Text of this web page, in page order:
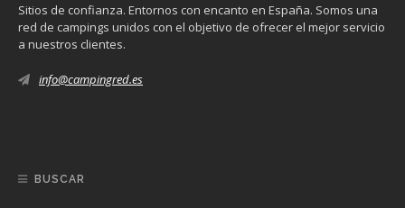
Sitios de confianza. Entornos con encanto en España. Somos una
red de campings unidos con el objetivo de ofrecer el mejor servicio
a nuestros clientes.
info@campingred.es
BUSCAR